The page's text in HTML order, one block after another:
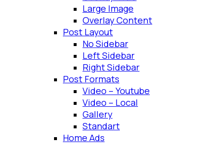
Large Image
Overlay Content
Post Layout
No Sidebar
Left Sidebar
Right Sidebar
Post Formats
Video – Youtube
Video – Local
Gallery
Standart
Home Ads